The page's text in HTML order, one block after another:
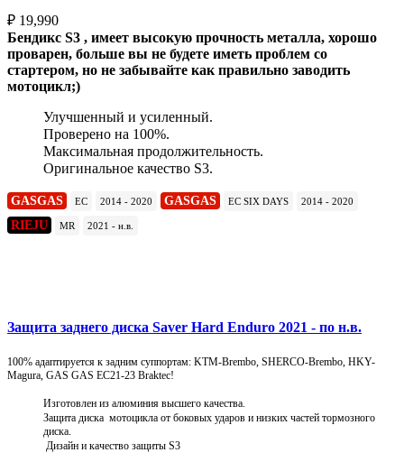
₽ 19,990
Бендикс S3 , имеет высокую прочность металла, хорошо
проварен, больше вы не будете иметь проблем со
стартером, но не забывайте как правильно заводить
мотоцикл;)
Улучшенный и усиленный.
Проверено на 100%.
Максимальная продолжительность.
Оригинальное качество S3.
GASGAS EC 2014 - 2020 GASGAS EC SIX DAYS 2014 - 2020
RIEJU MR 2021 - н.в.
Защита заднего диска Saver Hard Enduro 2021 - по н.в.
100% адаптируется к задним суппортам: KTM-Brembo, SHERCO-Brembo, HKY-
Magura, GAS GAS EC21-23 Braktec!
Изготовлен из алюминия высшего качества.
Защита диска мотоцикла от боковых ударов и низких частей тормозного
диска.
Дизайн и качество защиты S3